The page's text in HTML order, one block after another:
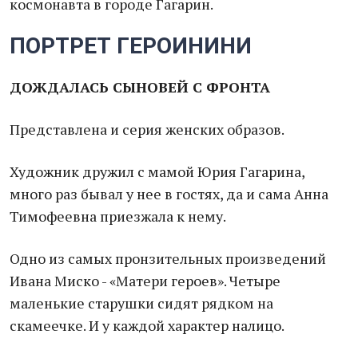
космонавта в городе Гагарин.
ПОРТРЕТ ГЕРОИНИНИ
ДОЖДАЛАСЬ СЫНОВЕЙ С ФРОНТА
Представлена и серия женских образов.
Художник дружил с мамой Юрия Гагарина,
много раз бывал у нее в гостях, да и сама Анна
Тимофеевна приезжала к нему.
Одно из самых пронзительных произведений
Ивана Миско - «Матери героев». Четыре
маленькие старушки сидят рядком на
скамеечке. И у каждой характер налицо.